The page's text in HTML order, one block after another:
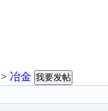
> 冶金 我要发帖